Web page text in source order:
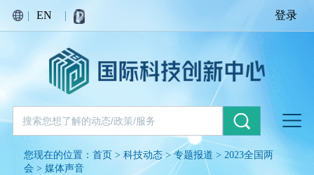
| EN | 登录
您现在的位置：首页 >科技动态>专题报道 > 2023全国两
会 >媒体声音